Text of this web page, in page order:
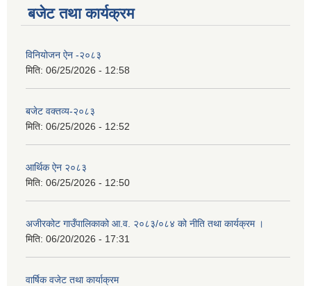
बजेट तथा कार्यक्रम
विनियोजन ऐन -२०८३
मिति: 06/25/2026 - 12:58
बजेट वक्तव्य-२०८३
मिति: 06/25/2026 - 12:52
आर्थिक ऐन २०८३
मिति: 06/25/2026 - 12:50
अजीरकोट गाउँपालिकाको आ.व. २०८३/०८४ को नीति तथा कार्यक्रम ।
मिति: 06/20/2026 - 17:31
वार्षिक वजेट तथा कार्याक्रम